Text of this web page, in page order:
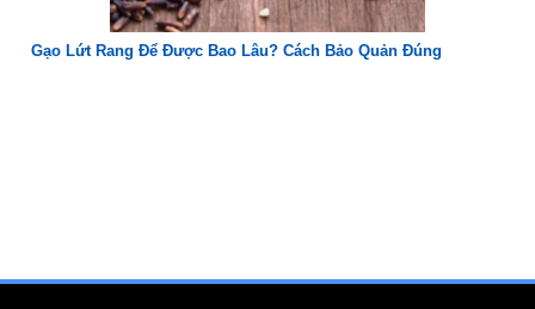
Cách Sử Dụng Bơ Cấp Đông Đúng Cách, Giữ Nguyên Hương Vị